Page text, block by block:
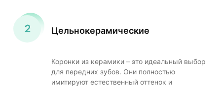
Цельнокерамические
Коронки из керамики – это идеальный выбор
для передних зубов. Они полностью
имитируют естественный оттенок и